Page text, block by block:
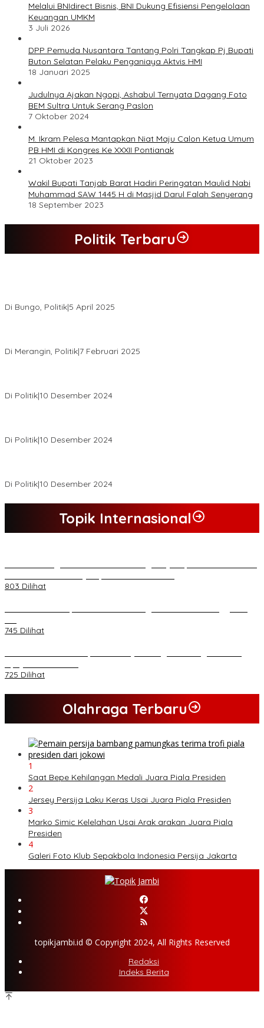
Melalui BNIdirect Bisnis, BNI Dukung Efisiensi Pengelolaan
Keuangan UMKM
3 Juli 2026
DPP Pemuda Nusantara Tantang Polri Tangkap Pj Bupati
Buton Selatan Pelaku Penganiaya Aktvis HMI
18 Januari 2025
Judulnya Ajakan Ngopi, Ashabul Ternyata Dagang Foto
BEM Sultra Untuk Serang Paslon
7 Oktober 2024
M. Ikram Pelesa Mantapkan Niat Maju Calon Ketua Umum
PB HMI di Kongres Ke XXXII Pontianak
21 Oktober 2023
Wakil Bupati Tanjab Barat Hadiri Peringatan Maulid Nabi
Muhammad SAW 1445 H di Masjid Darul Falah Senyerang
18 September 2023
Politik Terbaru
Di Bungo, Politik|5 April 2025
Di Merangin, Politik|7 Februari 2025
Di Politik|10 Desember 2024
Di Politik|10 Desember 2024
Di Politik|10 Desember 2024
Topik Internasional
803 Dilihat
745 Dilihat
725 Dilihat
Olahraga Terbaru
1
Saat Bepe Kehilangan Medali Juara Piala Presiden
2
Jersey Persija Laku Keras Usai Juara Piala Presiden
3
Marko Simic Kelelahan Usai Arak arakan Juara Piala
Presiden
4
Galeri Foto Klub Sepakbola Indonesia Persija Jakarta
topikjambi.id © Copyright 2024, All Rights Reserved
Redaksi
Indeks Berita